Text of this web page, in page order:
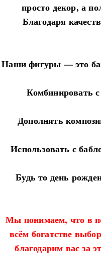
просто декор, а
Благодаря
​Наши фигуры — это
​Комбинировать
​Дополнять
​Использовать с
​Будь то день
​Мы понимаем, что в
всём богатстве
благодарим вас за